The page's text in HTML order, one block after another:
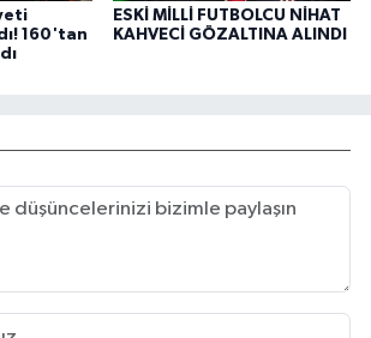
160'tan
ESKİ MİLLİ FUTBOLCU NİHAT
KAHVECİ GÖZALTINA ALINDI